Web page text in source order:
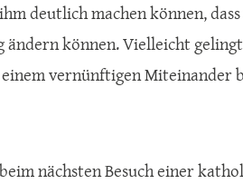
deutlich machen können,
können. Vielleicht
vernünftigen Miteinander
nächsten Besuch einer